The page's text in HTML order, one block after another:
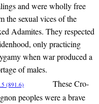
and were wholly free
the sexual vices of the
Adamites. They respected
only practicing
when war produced a
of males.
(891.6)
These Cro-
peoples were a brave